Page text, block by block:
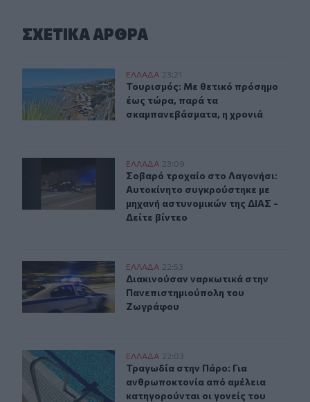
ΣΧΕΤΙΚA AΡΘΡΑ
Τουρισμός: Με θετικό πρόσημο έως τώρα, παρά τα
ΕΛΛAΔΑ 23:21
Τουρισμός: Με θετικό πρόσημο
Τουρισμός: Με θετικό πρόσημο
έως τώρα, παρά τα
σκαμπανεβάσματα, η χρονιά
Σοβαρό τροχαίο στο Λαγονήσι: Αυτοκίνητο
ΕΛΛAΔΑ 23:09
Σοβαρό τροχαίο στο Λαγονήσι:
Σοβαρό τροχαίο στο Λαγονήσι:
Αυτοκίνητο συγκρούστηκε με
μηχανή αστυνομικών της ΔΙΑΣ -
Δείτε βίντεο
Διακινούσαν ναρκωτικά στην Πανεπιστημιούπολη
ΕΛΛAΔΑ 22:53
Διακινούσαν ναρκωτικά στην
Διακινούσαν ναρκωτικά στην
Πανεπιστημιούπολη του
Ζωγράφου
Τραγωδία στην Πάρο: Για ανθρωποκτονία από αμέλεια
ΕΛΛAΔΑ 22:03
Τραγωδία στην Πάρο: Για
Τραγωδία στην Πάρο: Για
ανθρωποκτονία από αμέλεια
κατηγορούνται οι γονείς του